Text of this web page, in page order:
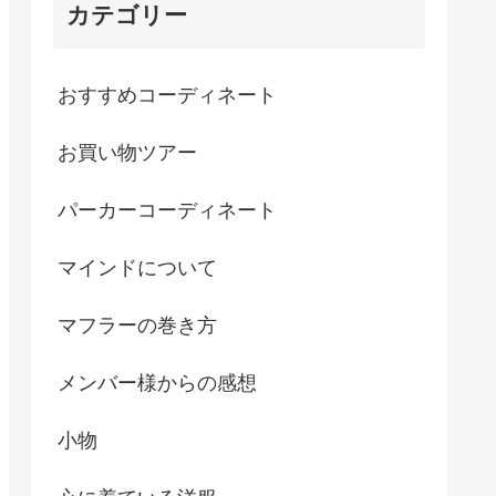
カテゴリー
おすすめコーディネート
お買い物ツアー
パーカーコーディネート
マインドについて
マフラーの巻き方
メンバー様からの感想
小物